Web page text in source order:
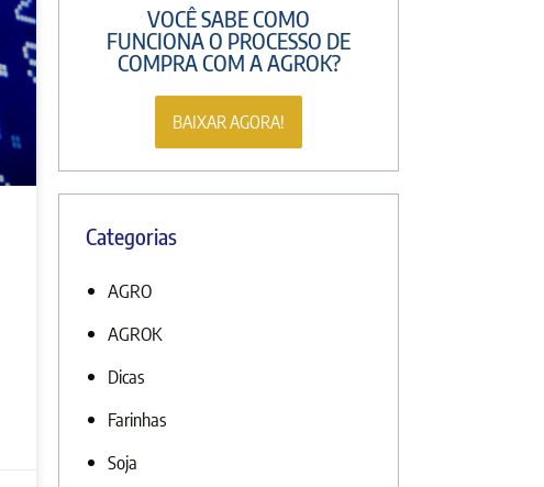
VOCÊ SABE COMO
FUNCIONA O PROCESSO DE
COMPRA COM A AGROK?
BAIXAR AGORA!
Categorias
AGRO
AGROK
Dicas
Farinhas
Soja